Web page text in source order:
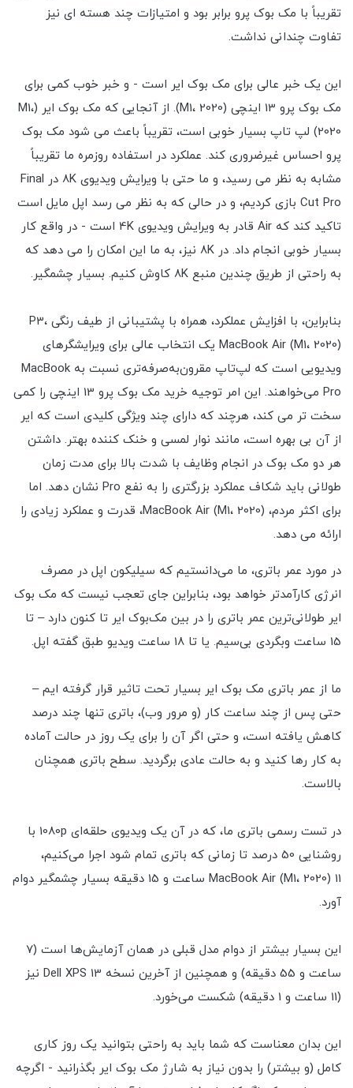
تقریباً با مک بوک پرو برابر بود و امتیازات چند هسته ای نیز
تفاوت چندانی نداشت.
این یک خبر عالی برای مک بوک ایر است - و خبر خوب کمی برای
مک بوک پرو 13 اینچی (M1، 2020). از آنجایی که مک بوک ایر (M1،
2020) لپ تاپ بسیار خوبی است، تقریباً باعث می شود مک بوک
پرو احساس غیرضروری کند. عملکرد در استفاده روزمره ما تقریباً
مشابه به نظر می رسید، و ما حتی با ویرایش ویدیوی 8K در Final
Cut Pro بازی کردیم، و در حالی که به نظر می رسد اپل مایل است
تاکید کند که Air قادر به ویرایش ویدیوی 4K است - در واقع کار
بسیار خوبی انجام داد. در 8K نیز، به ما این امکان را می دهد که
به راحتی از طریق چندین منبع 8K کاوش کنیم. بسیار چشمگیر.
بنابراین، با افزایش عملکرد، همراه با پشتیبانی از طیف رنگی P3،
MacBook Air (M1، 2020) یک انتخاب عالی برای ویرایشگرهای
ویدیویی است که لپ‌تاپ مقرون‌به‌صرفه‌تری نسبت به MacBook
Pro می‌خواهند. این امر توجیه خرید مک بوک پرو 13 اینچی را کمی
سخت تر می کند، هرچند که دارای چند ویژگی کلیدی است که ایر
از آن بی بهره است، مانند نوار لمسی و خنک کننده بهتر. داشتن
هر دو مک بوک در انجام وظایف با شدت بالا برای مدت زمان
طولانی باید شکاف عملکرد بزرگتری را به نفع Pro نشان دهد. اما
برای اکثر مردم، MacBook Air (M1، 2020)، قدرت و عملکرد زیادی را
ارائه می دهد.
در مورد عمر باتری، ما می‌دانستیم که سیلیکون اپل در مصرف
انرژی کارآمدتر خواهد بود، بنابراین جای تعجب نیست که مک بوک
ایر طولانی‌ترین عمر باتری را در بین مک‌بوک ایر تا کنون دارد – تا
15 ساعت وبگردی بی‌سیم. یا تا 18 ساعت ویدیو طبق گفته اپل.
ما از عمر باتری مک بوک ایر بسیار تحت تاثیر قرار گرفته ایم –
حتی پس از چند ساعت کار (و مرور وب)، باتری تنها چند درصد
کاهش یافته است، و حتی اگر آن را برای یک روز در حالت آماده
به کار رها کنید و به حالت عادی برگردید. سطح باتری همچنان
بالاست.
در تست رسمی باتری ما، که در آن یک ویدیوی حلقه‌ای 1080p با
روشنایی 50 درصد تا زمانی که باتری تمام شود اجرا می‌کنیم،
MacBook Air (M1، 2020) 11 ساعت و 15 دقیقه بسیار چشمگیر دوام
آورد.
این بسیار بیشتر از دوام مدل قبلی در همان آزمایش‌ها است (7
ساعت و 55 دقیقه) و همچنین از آخرین نسخه Dell XPS 13 نیز
(11 ساعت و 1 دقیقه) شکست می‌خورد.
این بدان معناست که شما باید به راحتی بتوانید یک روز کاری
کامل (و بیشتر) را بدون نیاز به شارژ مک بوک ایر بگذرانید - اگرچه